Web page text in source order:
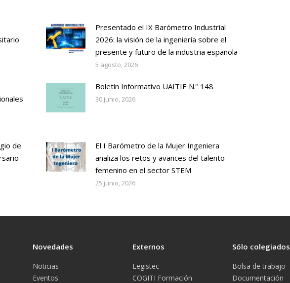
Presentado el IX Barómetro Industrial
2026: la visión de la ingeniería sobre el
presente y futuro de la industria española
5 agosto, 2026
Boletín Informativo UAITIE N.º 148
30 junio, 2026
de
El I Barómetro de la Mujer Ingeniera
analiza los retos y avances del talento
femenino en el sector STEM
25 junio, 2026
Novedades
Noticias
Eventos
Externos
Legistec
COGITI Formación
Sólo colegiados
Bolsa de trabajo
Documentación